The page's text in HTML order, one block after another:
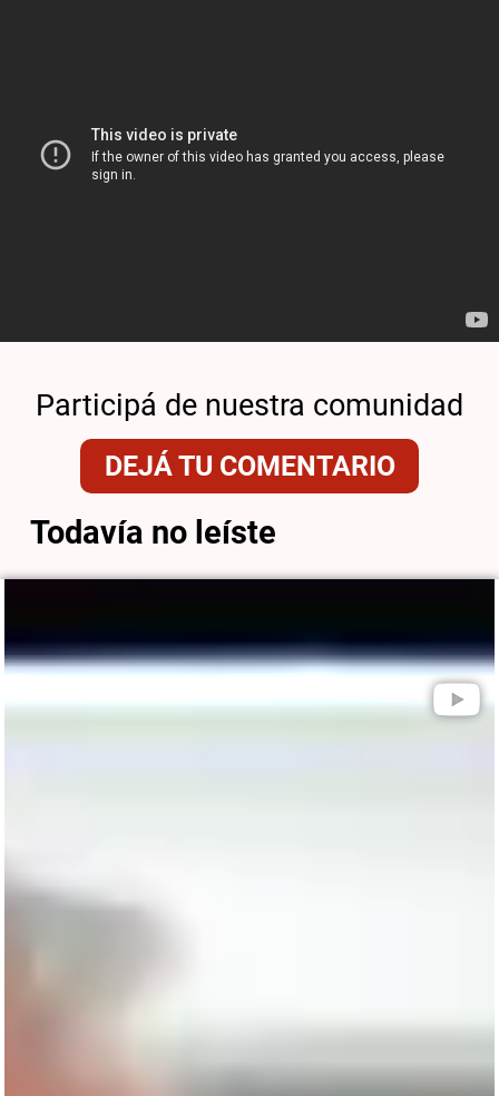
Participá de nuestra comunidad
DEJÁ TU COMENTARIO
Todavía no leíste